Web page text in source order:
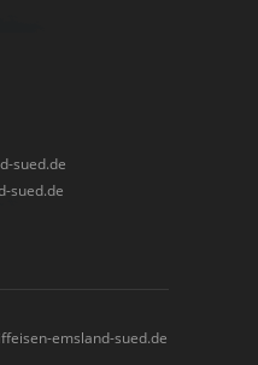
sued.de
sued.de
emsland-sued.de